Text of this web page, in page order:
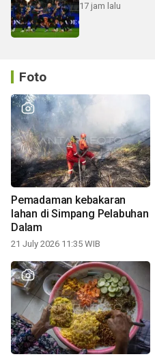
17 jam lalu
Foto
Pemadaman kebakaran
lahan di Simpang Pelabuhan
Dalam
21 July 2026 11:35 WIB